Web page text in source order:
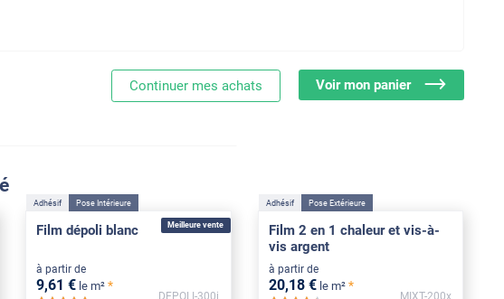
Voir mon panier
Continuer mes achats
Meilleure vente
Adhésif Pose Intérieure
Film dépoli blanc
à partir de
9,61 € le m² *
DEPOLI-300i
Adhésif Pose Extérieure
Film 2 en 1 chaleur et vis-à-
vis argent
à partir de
20,18 € le m² *
MIXT-200x